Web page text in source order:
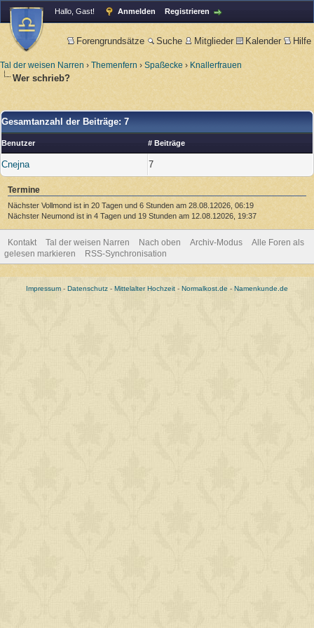
Hallo, Gast! Anmelden Registrieren
Forengrundsätze Suche Mitglieder Kalender Hilfe
Tal der weisen Narren › Themenfern › Spaßecke › Knallerfrauen
Wer schrieb?
Gesamtanzahl der Beiträge: 7
Benutzer # Beiträge
Cnejna 7
Termine
Nächster Vollmond ist in 20 Tagen und 6 Stunden am 28.08.12026, 06:19
Nächster Neumond ist in 4 Tagen und 19 Stunden am 12.08.12026, 19:37
Kontakt Tal der weisen Narren Nach oben Archiv-Modus
Alle Foren als
gelesen markieren
RSS-Synchronisation
Impressum - Datenschutz - Mittelalter Hochzeit - Normalkost.de - Namenkunde.de